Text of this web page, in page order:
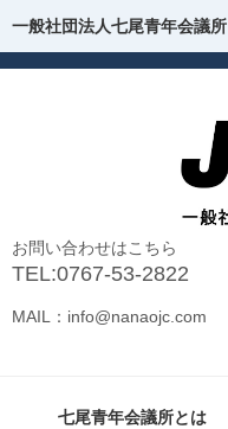
一般社団法人七尾青年会議所
お問い合わせはこちら
TEL:0767-53-2822
MAIL：info@nanaojc.com
組織図
事業運動（2026年）
七尾青年会議所とは